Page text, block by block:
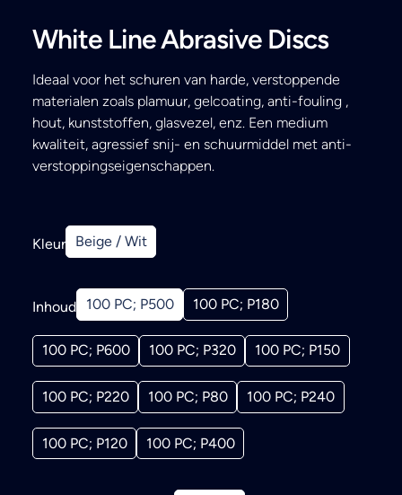
White Line Abrasive Discs
Ideaal voor het schuren van harde, verstoppende
materialen zoals plamuur, gelcoating, anti-fouling ,
hout, kunststoffen, glasvezel, enz. Een medium
kwaliteit, agressief snij- en schuurmiddel met anti-
verstoppingseigenschappen.
Kleur Beige / Wit
Inhoud 100 PC; P500 100 PC; P180
100 PC; P600 100 PC; P320 100 PC; P150
100 PC; P220 100 PC; P80 100 PC; P240
100 PC; P120 100 PC; P400